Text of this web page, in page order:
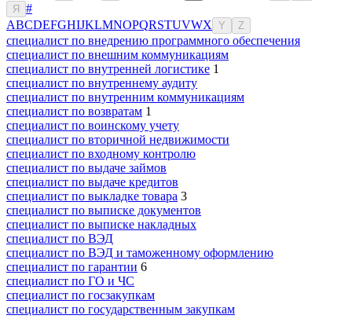
Я
#
ABCDEFGHIJKLMNOPQRSTUVWX Y Z
специалист по внедрению программного обеспечения
специалист по внешним коммуникациям
специалист по внутренней логистике 1
специалист по внутреннему аудиту
специалист по внутренним коммуникациям
специалист по возвратам 1
специалист по воинскому учету
специалист по вторичной недвижимости
специалист по входному контролю
специалист по выдаче займов
специалист по выдаче кредитов
специалист по выкладке товара 3
специалист по выписке документов
специалист по выписке накладных
специалист по ВЭД
специалист по ВЭД и таможенному оформлению
специалист по гарантии 6
специалист по ГО и ЧС
специалист по госзакупкам
специалист по государственным закупкам